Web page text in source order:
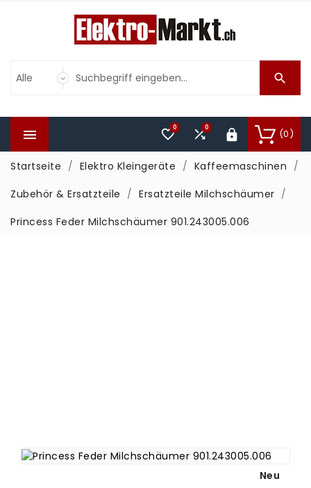

 (0)

0
0
Startseite Elektro Kleingeräte
Kaffeemaschinen
Zubehör & Ersatzteile
Ersatzteile Milchschäumer
Princess Feder Milchschäumer 901.243005.006
Neu